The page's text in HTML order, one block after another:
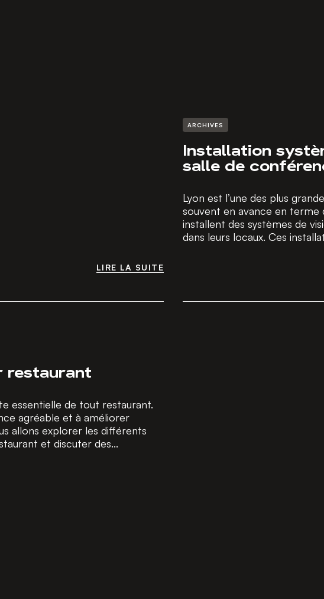
LIRE LA SUITE
ARCHIVES
Installation
salle de
Lyon est l’une des plus
souvent en avance en
installent des systèmes de
dans leurs locaux. Ces
restaurant
essentielle de tout restaurant.
agréable et à améliorer
allons explorer les différents
et discuter des...